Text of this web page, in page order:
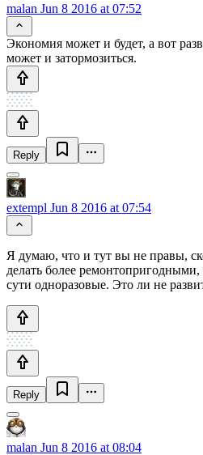
malan Jun 8 2016 at 07:52
Экономия может и будет, а вот
может и затормозиться.
Reply
extempl Jun 8 2016 at 07:54
Я думаю, что и тут вы не правы,
делать более ремонтопригодными,
сути одноразовые. Это ли не
Reply
malan Jun 8 2016 at 08:04